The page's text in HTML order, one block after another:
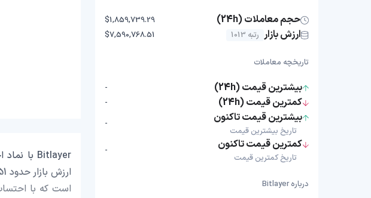
حجم معاملات (24h) $1,859,739.29
ارزش بازار رتبه 1013 $7,590,768.51
تاریخچه معاملات
بیشترین قیمت (24h) -
کمترین قیمت (24h) -
بیشترین قیمت تاکنون
تاریخ بیشترین قیمت
-
کمترین قیمت تاکنون
تاریخ کمترین قیمت
-
درباره Bitlayer